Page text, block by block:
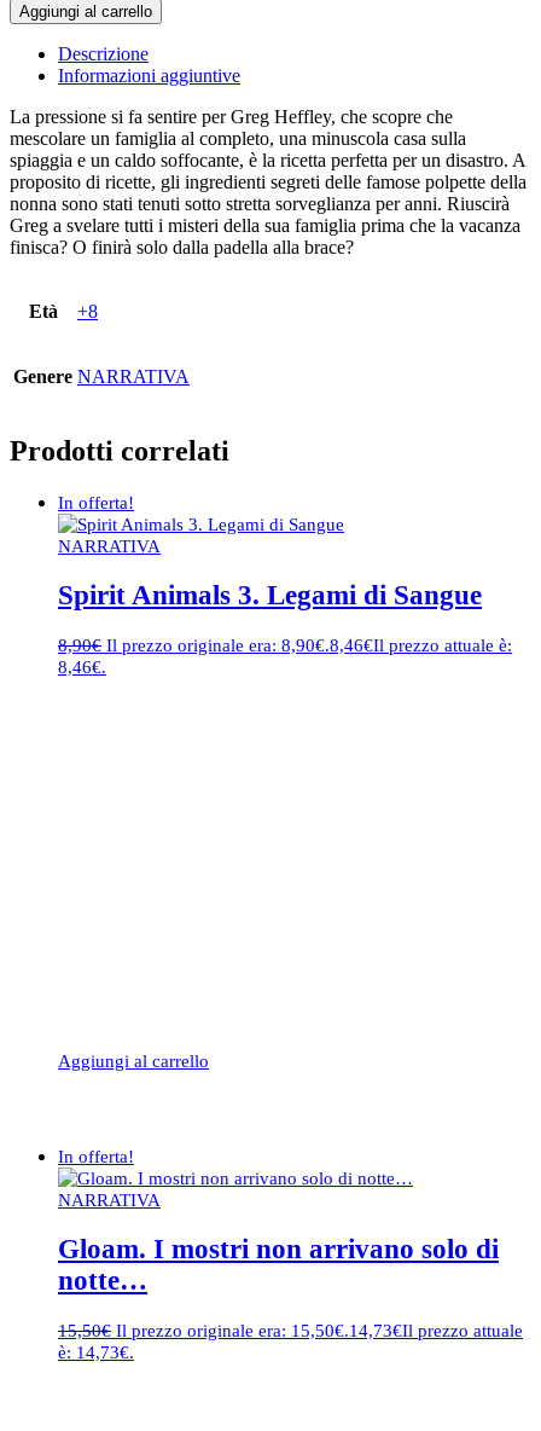
Aggiungi al carrello
Descrizione
Informazioni aggiuntive
La pressione si fa sentire per Greg Heffley, che scopre che
mescolare un famiglia al completo, una minuscola casa sulla
spiaggia e un caldo soffocante, è la ricetta perfetta per un disastro. A
proposito di ricette, gli ingredienti segreti delle famose polpette della
nonna sono stati tenuti sotto stretta sorveglianza per anni. Riuscirà
Greg a svelare tutti i misteri della sua famiglia prima che la vacanza
finisca? O finirà solo dalla padella alla brace?
Età +8
Genere NARRATIVA
Prodotti correlati
In offerta!
NARRATIVA
Spirit Animals 3. Legami di Sangue
8,90€ Il prezzo originale era: 8,90€.8,46€Il prezzo attuale è:
8,46€.
Aggiungi al carrello
In offerta!
NARRATIVA
Gloam. I mostri non arrivano solo di
notte…
15,50€ Il prezzo originale era: 15,50€.14,73€Il prezzo attuale
è: 14,73€.